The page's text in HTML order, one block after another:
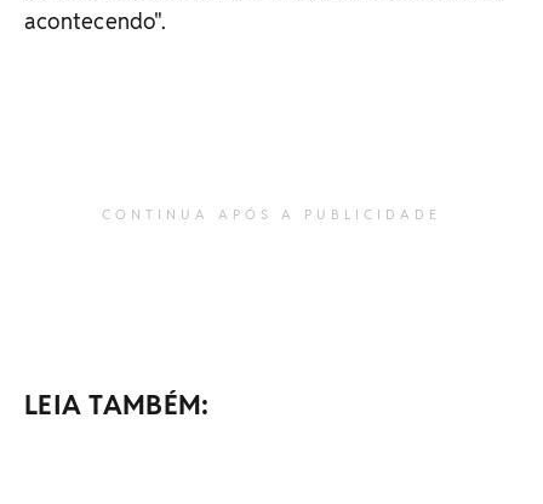
acontecendo".
CONTINUA APÓS A PUBLICIDADE
LEIA TAMBÉM: